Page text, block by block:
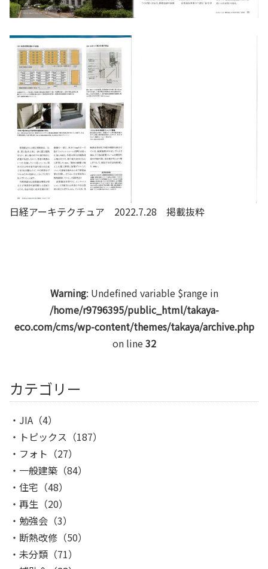
日経アーキテクチュア 2022.7.28 掲載抜粋
Warning: Undefined variable $range in
/home/r9796395/public_html/takaya-
eco.com/cms/wp-content/themes/takaya/archive.php
on line32
カテゴリー
JIA （4）
トピックス （187）
フォト （27）
一般建築 （84）
住宅 （48）
再生 （20）
勉強会 （3）
断熱改修 （50）
未分類 （71）